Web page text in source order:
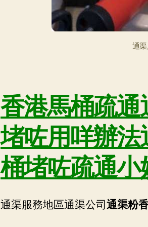
通
香港馬桶疏通
堵咗用咩辦
桶堵咗疏通小
通渠服務地區通渠公司通渠粉